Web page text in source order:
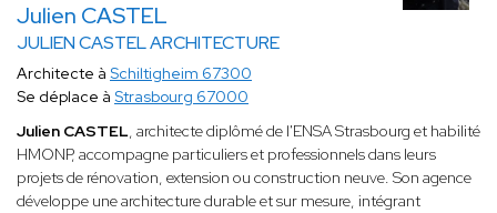
Julien CASTEL
JULIEN CASTEL ARCHITECTURE
Architecte à Schiltigheim 67300
Se déplace à Strasbourg 67000
Julien CASTEL, architecte diplômé de l'ENSA Strasbourg et habilité
HMONP, accompagne particuliers et professionnels dans leurs
projets de rénovation, extension ou construction neuve. Son agence
développe une architecture durable et sur mesure, intégrant